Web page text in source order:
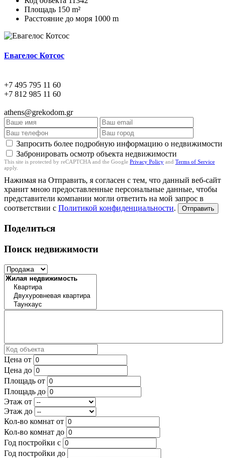
Площадь 150 m²
Расстояние до моря 1000 m
Евагелос Котсос
+7 495 795 11 60
+7 812 985 11 60
athens@grekodom.gr
Запросить более подробную информацию о недвижимости
Забронировать осмотр объекта недвижимости
This site is protected by reCAPTCHA and the Google Privacy Policy and Terms of Service
apply.
Нажимая на Отправить, я согласен с тем, что данный веб-сайт
хранит мною предоставленные персональные данные, чтобы
представители компании могли ответить на мой запрос в
соответствии с Политикой конфиденциальности. Отправить
Поделиться
Поиск недвижимости
Цена от
Цена до
Площадь от
Площадь до
Этаж от
Этаж до
Кол-во комнат от
Кол-во комнат до
Год постройки с
Год постройки до